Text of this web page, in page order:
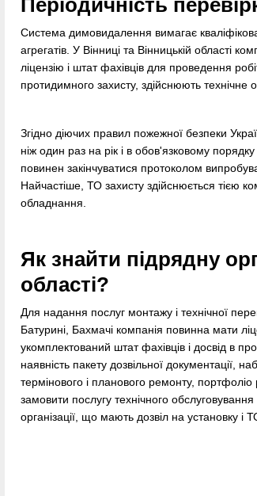
Періодичність
Система димовидалення вимагає
агрегатів. У Вінниці та Вінницькій області
ліцензію і штат фахівців для проведення
протидимного захисту, здійснюють
Згідно діючих правил пожежної безпеки
ніж один раз на рік і в обов'язковому
повинен закінчуватися протоколом
Найчастіше, ТО захисту здійснюється тією
обладнання.
Як знайти підрядну
області?
Для надання послуг монтажу і технічної
Батурині, Бахмачі компанія повинна мати
укомплектований штат фахівців і досвід в
наявність пакету дозвільної документації,
термінового і планового ремонту,
замовити послугу технічного
організації, що мають дозвіл на установку і